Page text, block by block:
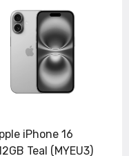
iPhone 16
Teal (MYEU3)